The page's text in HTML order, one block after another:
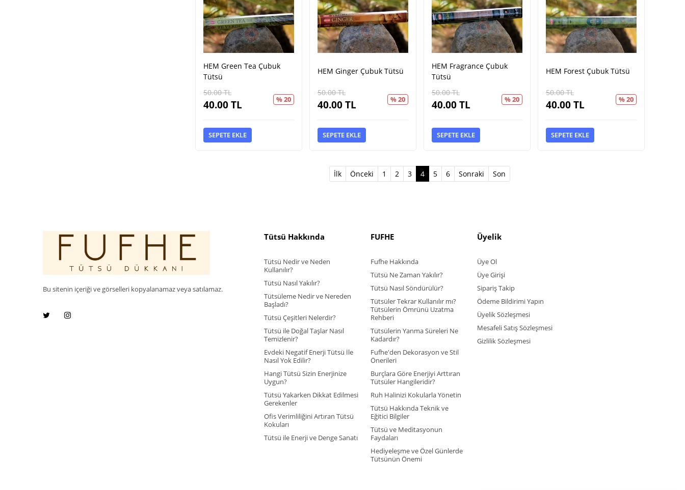
HEM Green Tea Çubuk
Tütsü
50.00TL
40.00TL % 20
SEPETE EKLE
HEM Ginger Çubuk Tütsü
50.00TL
40.00TL % 20
SEPETE EKLE
HEM Fragrance Çubuk
Tütsü
50.00TL
40.00TL % 20
SEPETE EKLE
HEM Forest Çubuk Tütsü
50.00TL
40.00TL % 20
SEPETE EKLE
İlk Önceki 1 2 3 4(current)
5 6 Sonraki Son
Bu sitenin içeriği ve görselleri kopyalanamaz veya satılamaz.
Tütsü Hakkında
Tütsü Nedir ve Neden
Kullanılır?
Tütsü Nasıl Yakılır?
Tütsüleme Nedir ve Nereden
Başladı?
Tütsü Çeşitleri Nelerdir?
Tütsü ile Doğal Taşlar Nasıl
Temizlenir?
Evdeki Negatif Enerji Tütsü İle
Nasıl Yok Edilir?
Hangi Tütsü Sizin Enerjinize
Uygun?
Tütsü Yakarken Dikkat Edilmesi
Gerekenler
Ofis Verimliliğini Artıran Tütsü
Kokuları
Tütsü ile Enerji ve Denge Sanatı
FUFHE
Fufhe Hakkında
Tütsü Ne Zaman Yakılır?
Tütsü Nasıl Söndürülür?
Tütsüler Tekrar Kullanılır mı?
Tütsülerin Ömrünü Uzatma
Rehberi
Tütsülerin Yanma Süreleri Ne
Kadardır?
Fufhe'den Dekorasyon ve Stil
Önerileri
Burçlara Göre Enerjiyi Arttıran
Tütsüler Hangileridir?
Ruh Halinizi Kokularla Yönetin
Tütsü Hakkında Teknik ve
Eğitici Bilgiler
Tütsü ve Meditasyonun
Faydaları
Hediyeleşme ve Özel Günlerde
Tütsünün Önemi
Üyelik
Üye Ol
Üye Girişi
Sipariş Takip
Ödeme Bildirimi Yapın
Üyelik Sözleşmesi
Mesafeli Satış Sözleşmesi
Gizlilik Sözleşmesi